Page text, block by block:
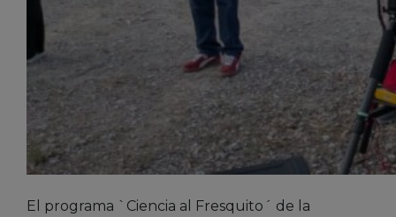
El programa `Ciencia al Fresquito´ de la